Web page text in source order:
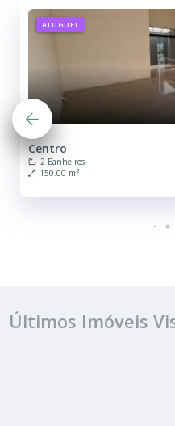
ALUGUEL
Centro
2 Banheiros
150.00 m²
Últimos Imóveis